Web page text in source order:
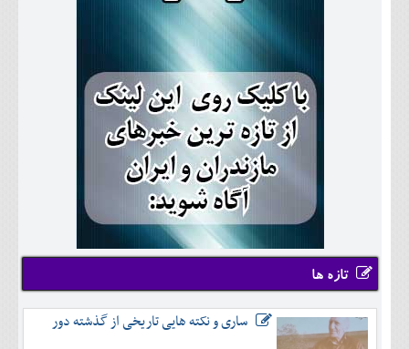
تازه ها
ساری و نکته هایی تاریخی از گذشته دور